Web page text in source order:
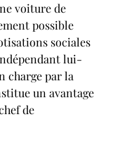
voiture de
possible
sociales
lui-
charge par la
un avantage
de